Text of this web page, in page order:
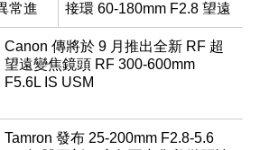
常進
接環 60-180mm F2.8 望遠
變焦鏡
Canon 傳將於 9 月推出全新 RF 超
望遠變焦鏡頭 RF 300-600mm
F5.6L IS USM
Tamron 發布 25-200mm F2.8-5.6